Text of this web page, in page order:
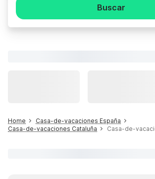
Buscar
Home
Casa-de-vacaciones España
Casa-de-vacaciones Cataluña
Casa-de-